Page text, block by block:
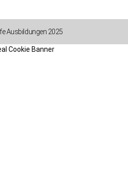
Ausbildungen 2025
Cookie Banner